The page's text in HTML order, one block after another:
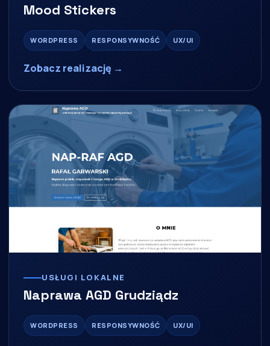
Mood Stickers
WORDPRESS RESPONSYWNOŚĆ UX/UI
Zobacz realizację →
USŁUGI LOKALNE
Naprawa AGD Grudziądz
WORDPRESS RESPONSYWNOŚĆ UX/UI